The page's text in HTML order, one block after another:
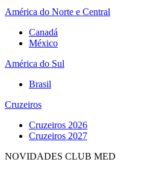
América do Norte e Central
Canadá
México
América do Sul
Brasil
Cruzeiros
Cruzeiros 2026
Cruzeiros 2027
NOVIDADES CLUB MED